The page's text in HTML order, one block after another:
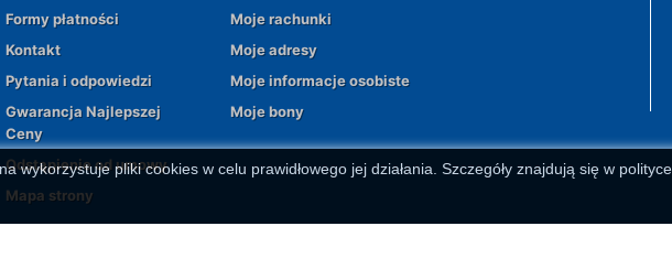
Formy płatności
Kontakt
Pytania i odpowiedzi
Gwarancja Najlepszej
Ceny
Odstąpienie od umowy
Mapa strony
Moje rachunki
Moje adresy
Moje informacje osobiste
Moje bony
wykorzystuje pliki cookies w celu prawidłowego jej działania. Szczegóły znajdują się w